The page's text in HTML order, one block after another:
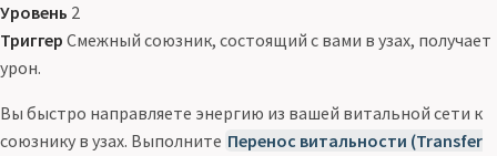
Уровень 2
Триггер Смежный союзник, состоящий с вами в узах, получает
урон.
Вы быстро направляете энергию из вашей витальной сети к
союзнику в узах. Выполните Перенос витальности (Transfer